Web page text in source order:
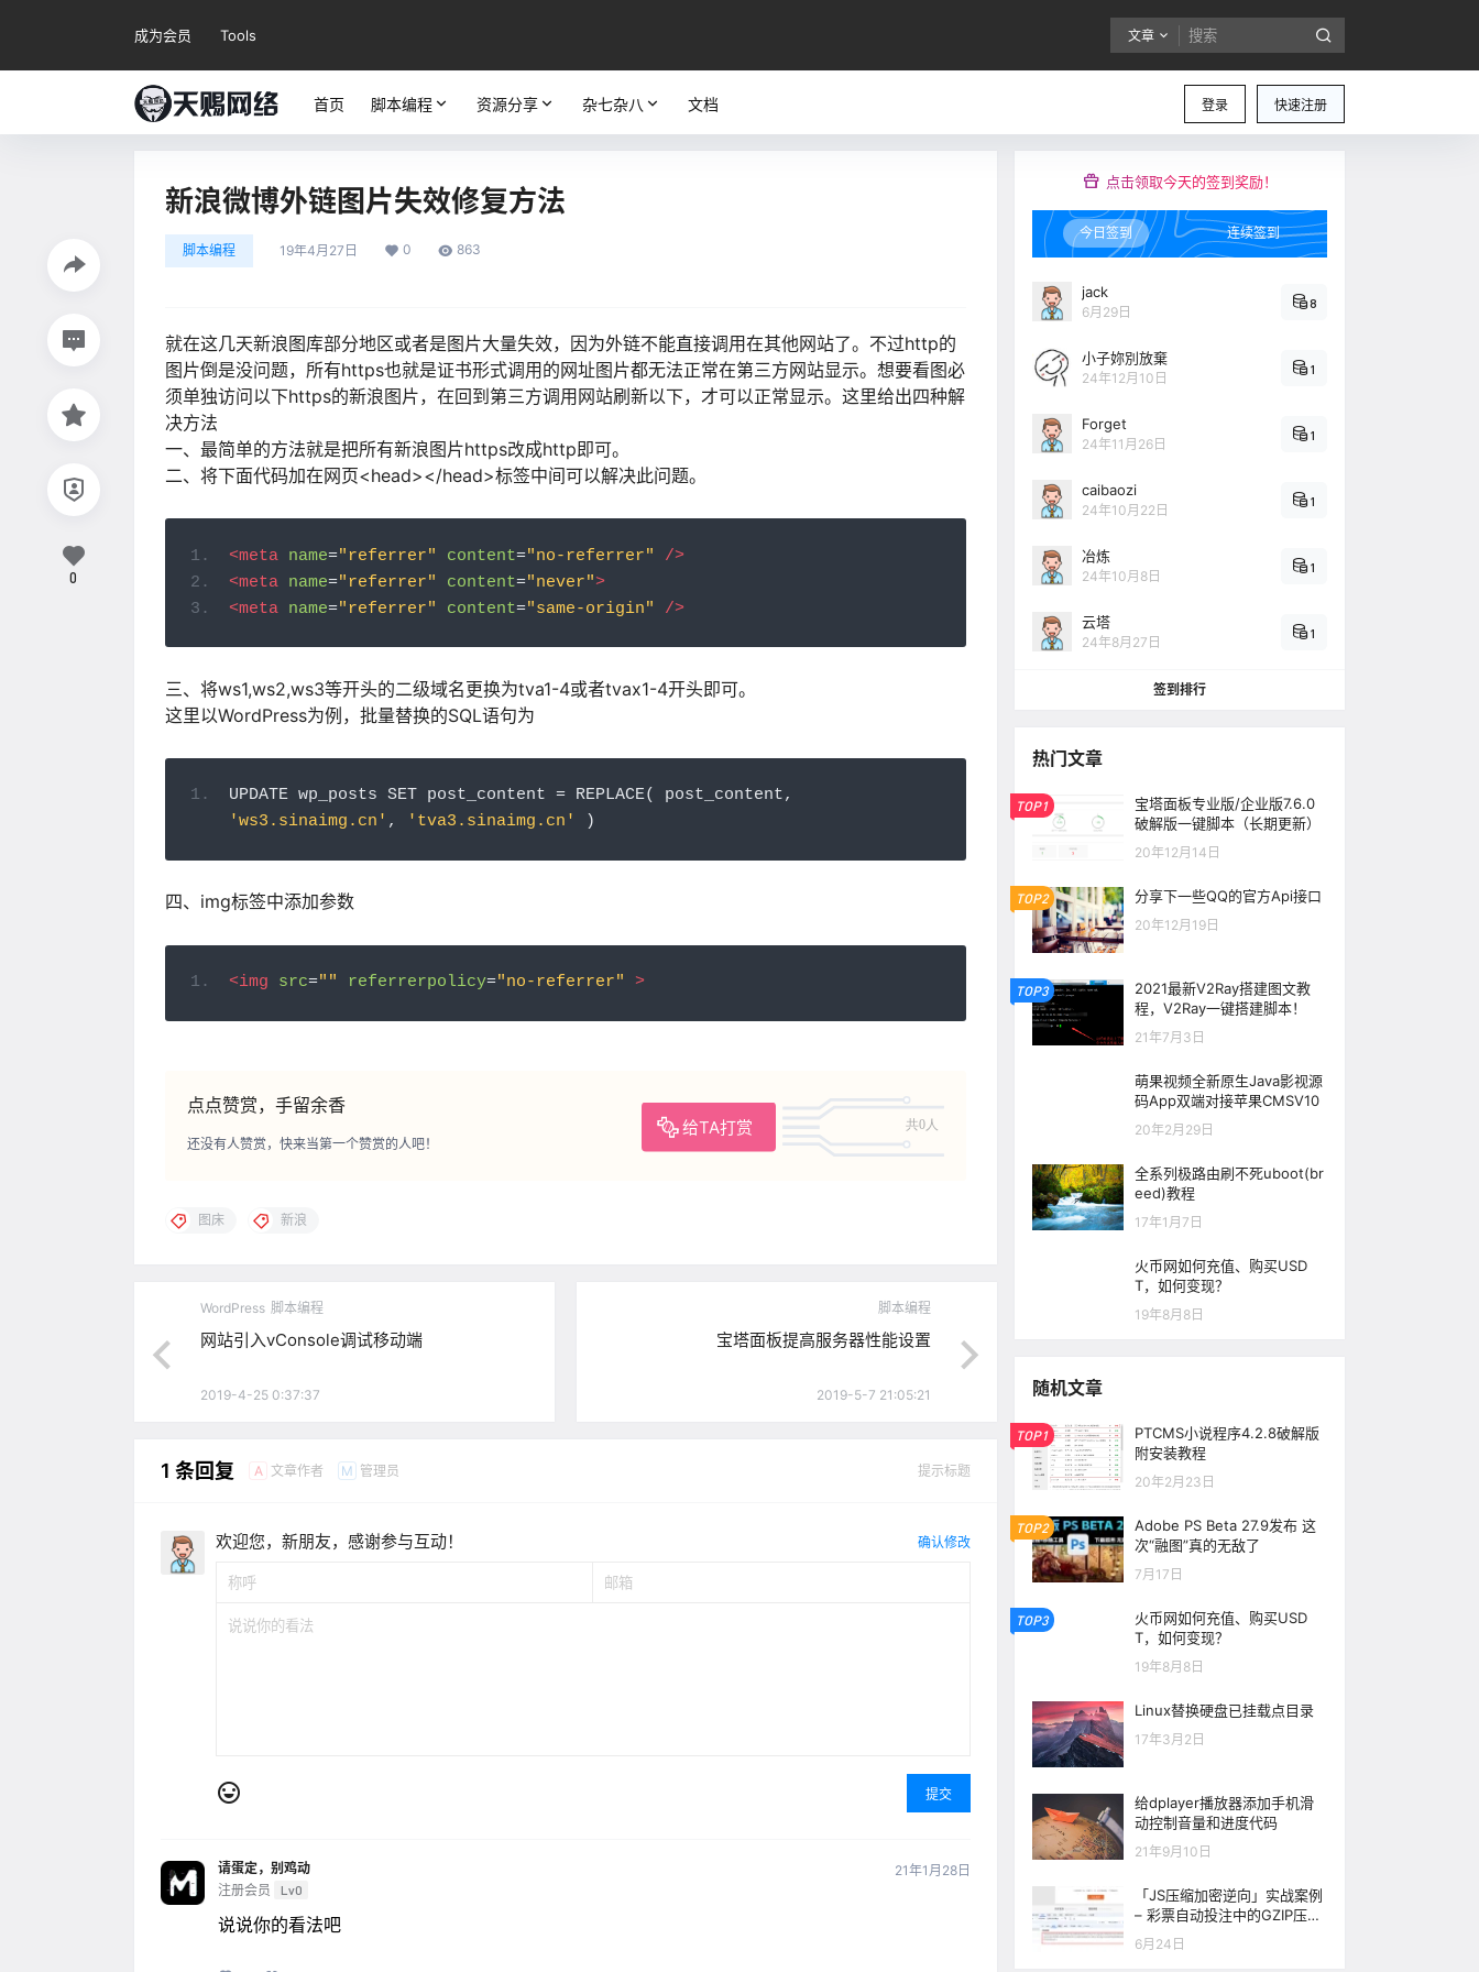
成为会员 Tools 文章
登录 快速注册
首页 脚本编程 资源分享 杂七杂八 文档
新浪微博外链图片失效修复方法
脚本编程 19年4月27日 0 863
就在这几天新浪图库部分地区或者是图片大量失效，因为外链不能直接调用在其他网站了。不过http的
图片倒是没问题，所有https也就是证书形式调用的网址图片都无法正常在第三方网站显示。想要看图必
须单独访问以下https的新浪图片，在回到第三方调用网站刷新以下，才可以正常显示。这里给出四种解
决方法
一、最简单的方法就是把所有新浪图片https改成http即可。
二、将下面代码加在网页<head></head>标签中间可以解决此问题。
<meta name="referrer" content="no-referrer"
/>
<meta
name="referrer" content="never">
<meta
name="referrer" content="same-origin" />
三、将ws1,ws2,ws3等开头的二级域名更换为tva1-4或者tvax1-4开头即可。
这里以WordPress为例，批量替换的SQL语句为
UPDATE wp_posts SET post_content = REPLACE( post_content,
'ws3.sinaimg.cn' , 'tva3.sinaimg.cn' )
四、img标签中添加参数
<img src="" referrerpolicy="no-referrer" >
点点赞赏，手留余香
给TA打赏 共0人
还没有人赞赏，快来当第一个赞赏的人吧！
0
图床 新浪
WordPress 脚本编程
网站引入vConsole调试移动端
2019-4-25 0:37:37
脚本编程
宝塔面板提高服务器性能设置
2019-5-7 21:05:21
1 条回复 A 文章作者 M 管理员 提示标题
欢迎您，新朋友，感谢参与互动！ 确认修改
提交
请蛋定，别鸡动
注册会员
Lv0
21年1月28日
说说你的看法吧
点击领取今天的签到奖励！
今日签到 连续签到
jack
6月29日
8
小子妳別放棄
24年12月10日
1
Forget
24年11月26日
1
caibaozi
24年10月22日
1
冶炼
24年10月8日
1
云塔
24年8月27日
1
签到排行
热门文章
TOP1
宝塔面板专业版/企业版7.6.0
破解版一键脚本（长期更新）
20年12月14日
TOP2 分享下一些QQ的官方Api接口
20年12月19日
TOP3
2021最新V2Ray搭建图文教
程，V2Ray一键搭建脚本！
21年7月3日
萌果视频全新原生Java影视源
码App双端对接苹果CMSV10
20年2月29日
全系列极路由刷不死uboot(br
eed)教程
17年1月7日
火币网如何充值、购买USD
T，如何变现？
19年8月8日
随机文章
TOP1
PTCMS小说程序4.2.8破解版
附安装教程
20年2月23日
TOP2
Adobe PS Beta 27.9发布 这
次“融图”真的无敌了
7月17日
TOP3
火币网如何充值、购买USD
T，如何变现？
19年8月8日
Linux替换硬盘已挂载点目录
17年3月2日
给dplayer播放器添加手机滑
动控制音量和进度代码
21年9月10日
「JS压缩加密逆向」实战案例
– 彩票自动投注中的GZIP压缩
与Base64编码分析
6月24日